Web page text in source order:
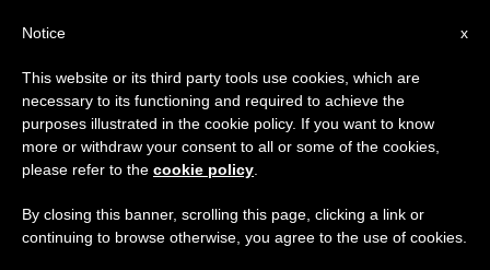
×
Aviso importante
Del 27 de julio al 7 de agosto haremos la pausa
anual, aprovechando que en el periodo de verano
se generan menos informaciones y también el
x
Notice
This website or its third party tools use cookies, which are
necessary to its functioning and required to achieve the
purposes illustrated in the cookie policy. If you want to know
more or withdraw your consent to all or some of the cookies,
please refer to the cookie policy
By closing this banner, scrolling this page, clicking a link or
continuing to browse otherwise, you agree to the use of cookies.